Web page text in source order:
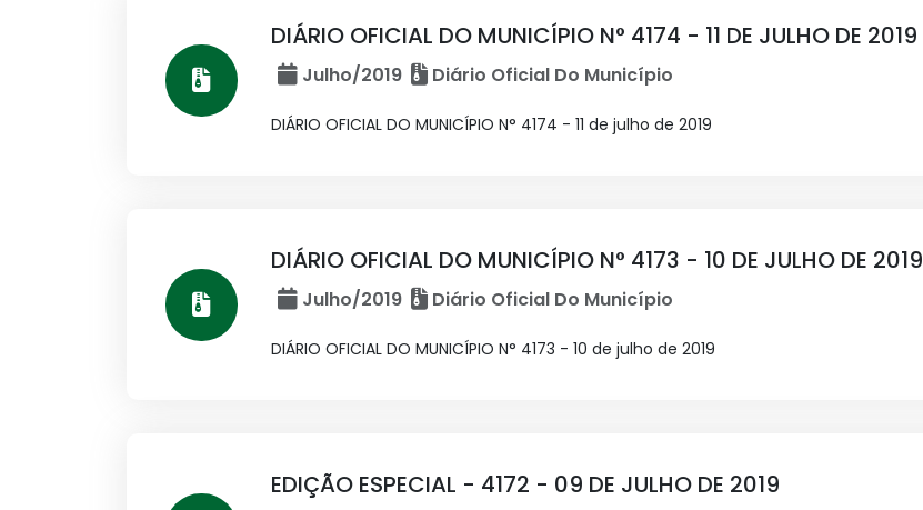
DIÁRIO OFICIAL DO MUNICÍPIO N° 4174 - 11 DE JULHO DE 2019
Julho/2019 Diário Oficial Do Município
DIÁRIO OFICIAL DO MUNICÍPIO N° 4174 - 11 de julho de 2019
DIÁRIO OFICIAL DO MUNICÍPIO N° 4173 - 10 DE JULHO DE 2019
Julho/2019 Diário Oficial Do Município
DIÁRIO OFICIAL DO MUNICÍPIO N° 4173 - 10 de julho de 2019
EDIÇÃO ESPECIAL - 4172 - 09 DE JULHO DE 2019